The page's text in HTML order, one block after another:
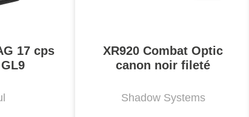
17 cps
XR920 Combat Optic
canon noir fileté
Shadow Systems